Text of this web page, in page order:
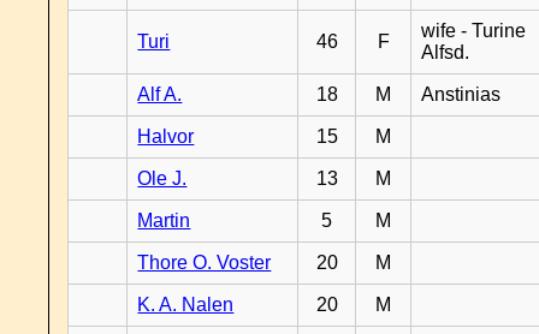
Turi 46 F
wife - Turine
Alfsd.
Alf A. 18 M Anstinias
Halvor 15 M
Ole J. 13 M
Martin 5 M
Thore O. Voster 20 M
K. A. Nalen 20 M